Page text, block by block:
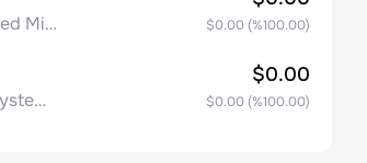
Advanced Micro Devices $0.00(%100.00)
Cisco Systems, Inc. Common Stock (DE)
$0.00
$0.00(%100.00)